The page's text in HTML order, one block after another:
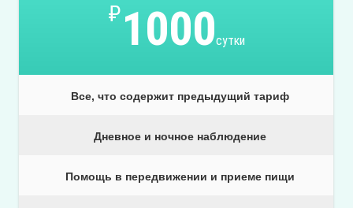
₽1000сутки
Все, что содержит предыдущий тариф
Дневное и ночное наблюдение
Помощь в передвижении и приеме пищи